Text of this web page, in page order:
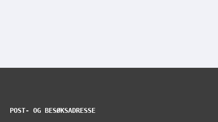
POST- OG BESØKSADRESSE